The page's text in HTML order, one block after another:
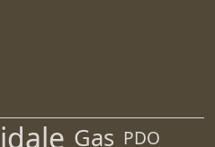
Gas PDO